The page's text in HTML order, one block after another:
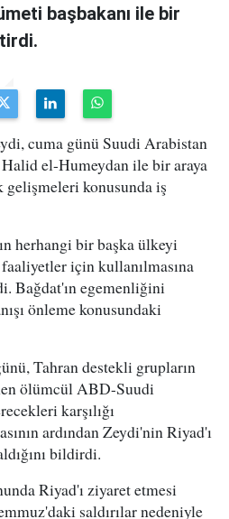
başbakanı ile bir
cuma günü Suudi Arabistan
el-Humeydan ile bir araya
konusunda iş
herhangi bir başka ülkeyi
için kullanılmasına
Bağdat'ın egemenliğini
önleme konusundaki
Tahran destekli grupların
ölümcül ABD-Suudi
karşılığı
ardından Zeydi'nin Riyad'ı
bildirdi.
Riyad'ı ziyaret etmesi
saldırılar nedeniyle